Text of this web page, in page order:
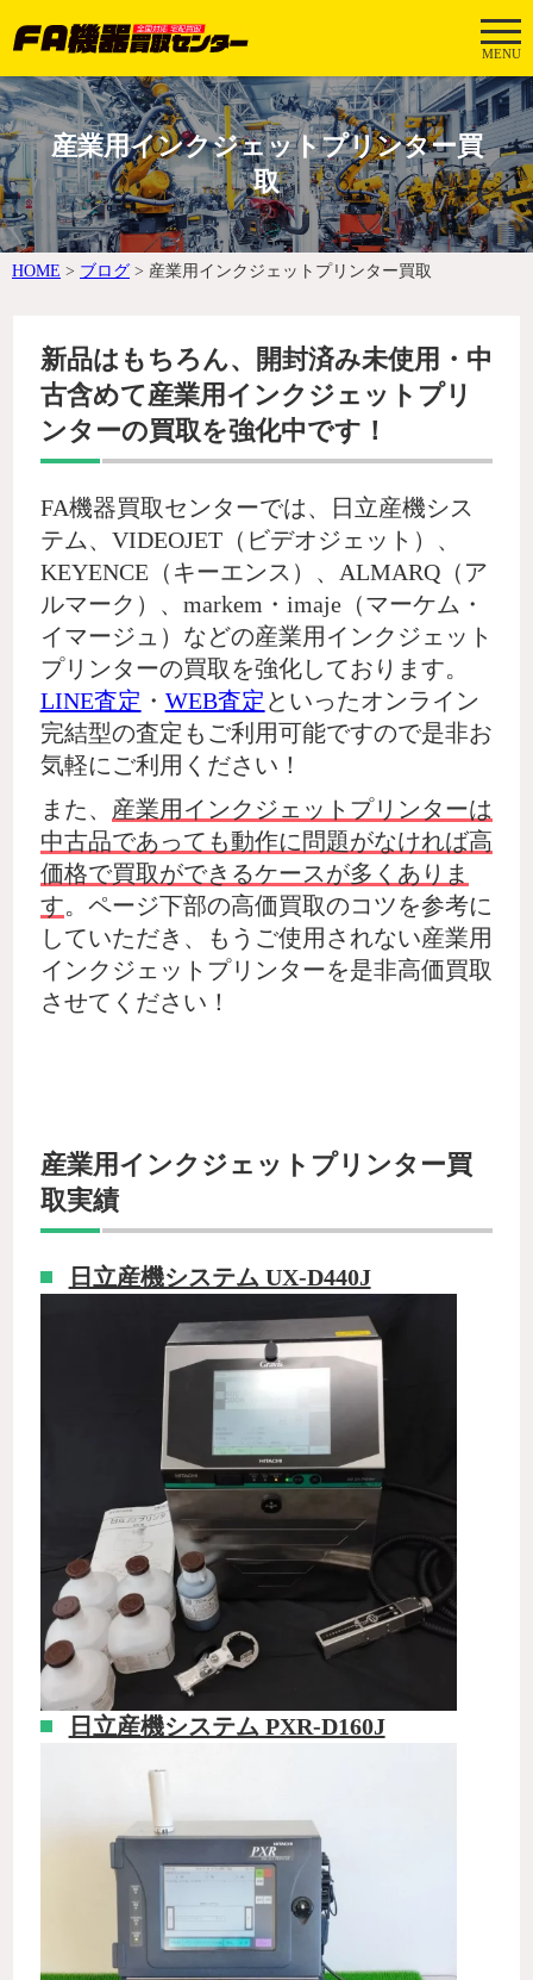
MENU
産業用インクジェットプリンター買
取
HOME > ブログ > 産業用インクジェットプリンター買取
新品はもちろん、開封済み未使用・中
古含めて産業用インクジェットプリ
ンターの買取を強化中です！
FA機器買取センターでは、日立産機シス
テム、VIDEOJET（ビデオジェット）、
KEYENCE（キーエンス）、ALMARQ（ア
ルマーク）、markem・imaje（マーケム・
イマージュ）などの産業用インクジェット
プリンターの買取を強化しております。
LINE査定 ・ WEB査定 といったオンライン
完結型の査定もご利用可能ですので是非お
気軽にご利用ください！
また、
産業用インクジェットプリンターは
中古品であっても動作に問題がなければ高
価格で買取ができるケースが多くありま
す。ページ下部の高価買取のコツを参考に
していただき、もうご使用されない産業用
インクジェットプリンターを是非高価買取
させてください！
産業用インクジェットプリンター買
取実績
日立産機システム UX-D440J
日立産機システム PXR-D160J